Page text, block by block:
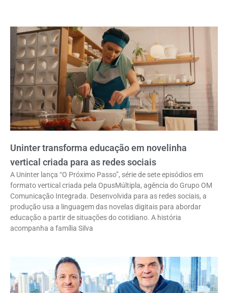
Uninter transforma educação em novelinha
vertical criada para as redes sociais
A Uninter lança “O Próximo Passo”, série de sete episódios em
formato vertical criada pela OpusMúltipla, agência do Grupo OM
Comunicação Integrada. Desenvolvida para as redes sociais, a
produção usa a linguagem das novelas digitais para abordar
educação a partir de situações do cotidiano. A história
acompanha a família Silva